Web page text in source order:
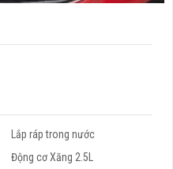
Lắp ráp trong nước
Động cơ Xăng 2.5L